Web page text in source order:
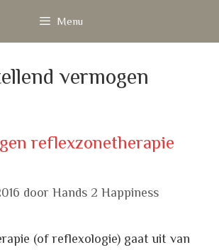
Menu
vermogen
reflexzonetherapie
door Hands 2 Happiness
(of reflexologie) gaat uit van